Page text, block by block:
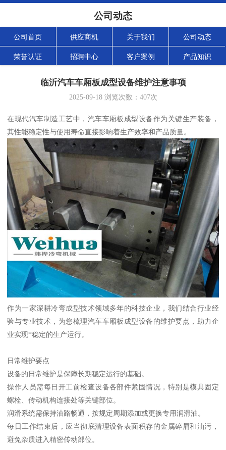
公司动态
公司首页 供应商机 关于我们 公司动态
荣誉认证 招聘中心 客户案例 产品知识
临沂汽车车厢板成型设备维护注意事项
2025-09-18浏览次数： 407次
在现代汽车制造工艺中，汽车车厢板成型设备作为关键生产装备，
其性能稳定性与使用寿命直接影响着生产效率和产品质量。
作为一家深耕冷弯成型技术领域多年的科技企业，我们结合行业经
验与专业技术，为您梳理汽车车厢板成型设备的维护要点，助力企
业实现*稳定的生产运行。
日常维护要点
设备的日常维护是保障长期稳定运行的基础。
操作人员需每日开工前检查设备各部件紧固情况，特别是模具固定
螺栓、传动机构连接处等关键部位。
润滑系统需保持油路畅通，按规定周期添加或更换专用润滑油。
每日工作结束后，应当彻底清理设备表面积存的金属碎屑和油污，
避免杂质进入精密传动部位。